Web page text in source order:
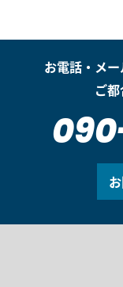
お電話・メ
ご